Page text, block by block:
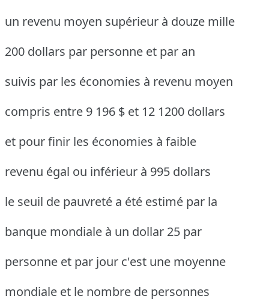
un revenu moyen supérieur à douze mille
200 dollars par personne et par an
suivis par les économies à revenu moyen
compris entre 9 196 $ et 12 1200 dollars
et pour finir les économies à faible
revenu égal ou inférieur à 995 dollars
le seuil de pauvreté a été estimé par la
banque mondiale à un dollar 25 par
personne et par jour c'est une moyenne
mondiale et le nombre de personnes